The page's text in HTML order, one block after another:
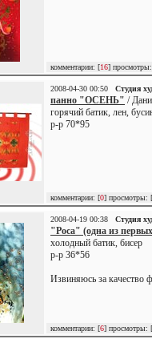
комментарии: [16]
2008-04-30 00:50 Студия
панно "ОСЕНЬ" /
горячий батик, лен,
р-р 70*95
комментарии: [0] просмотры: [
2008-04-19 00:38 Студия
"Роса" (одна из
холодный батик, бисер
р-р 36*56
Извиняюсь за качество
комментарии: [6] просмотры: [